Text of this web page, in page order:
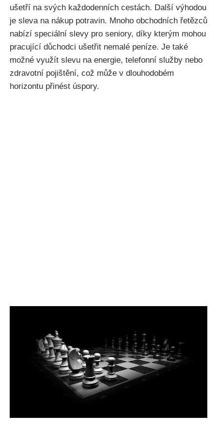
ušetří na svých každodenních cestách. Další výhodou
je sleva na nákup potravin. Mnoho obchodních řetězců
nabízí speciální slevy pro seniory, díky kterým mohou
pracující důchodci ušetřit nemalé peníze. Je také
možné využít slevu na energie, telefonní služby nebo
zdravotní pojištění, což může v dlouhodobém
horizontu přinést úspory.